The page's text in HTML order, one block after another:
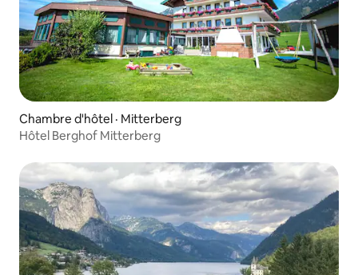
Chambre d'hôtel · Mitterberg
Hôtel Berghof Mitterberg